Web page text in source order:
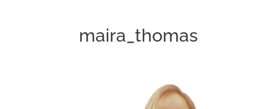
maira_thomas